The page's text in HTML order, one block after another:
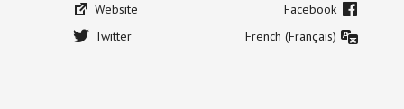
Website
Facebook
Twitter
French (Français)